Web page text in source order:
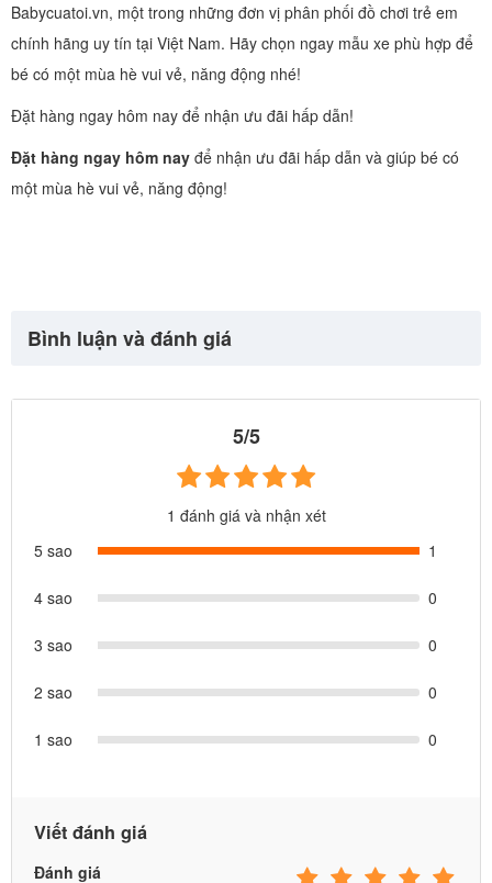
Babycuatoi.vn, một trong những đơn vị phân phối đồ chơi trẻ em
chính hãng uy tín tại Việt Nam. Hãy chọn ngay mẫu xe phù hợp để
bé có một mùa hè vui vẻ, năng động nhé!
Đặt hàng ngay hôm nay để nhận ưu đãi hấp dẫn!
Đặt hàng ngay hôm nay để nhận ưu đãi hấp dẫn và giúp bé có
một mùa hè vui vẻ, năng động!
Bình luận và đánh giá
5/5
1 đánh giá và nhận xét
5 sao
1
4 sao 0
3 sao 0
2 sao 0
1 sao 0
Viết đánh giá
Đánh giá